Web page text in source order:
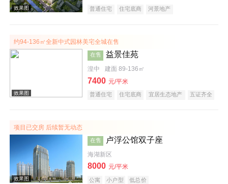
效果图
普通住宅 住宅底商 河景地产
约94-136㎡全新中式园林美宅全城在售
在售 益景佳苑
湟中 建面 89-136㎡
7400 元/平米
普通住宅 住宅底商 宜居生态地产 五证齐全
项目已交房 后续暂无动态
在售 卢浮公馆双子座
海湖新区
8000 元/平米
公寓 小户型 低总价